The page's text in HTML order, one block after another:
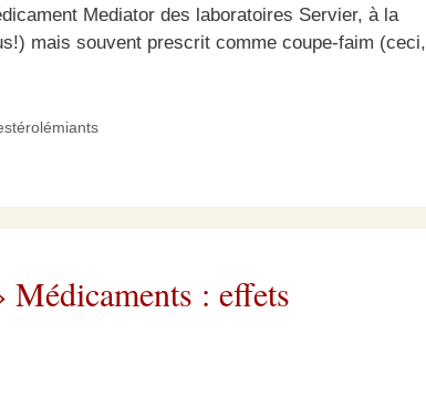
Mediator des laboratoires Servier, à la
mais souvent prescrit comme coupe-faim (ceci,
: effets